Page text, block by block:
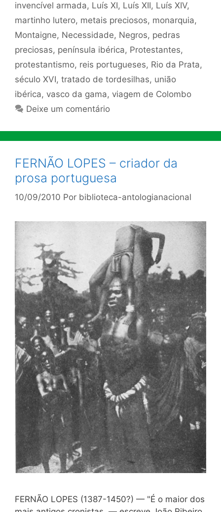
invencível armada, Luís XI, Luís XII, Luís XIV,
martinho lutero, metais preciosos, monarquia,
Montaigne, Necessidade, Negros, pedras
preciosas, península ibérica, Protestantes,
protestantismo, reis portugueses, Rio da Prata,
século XVI, tratado de tordesilhas, união
ibérica, vasco da gama, viagem de Colombo
Deixe um comentário
FERNÃO LOPES – criador da
prosa portuguesa
10/09/2010 Por biblioteca-antologianacional
FERNÃO LOPES (1387-1450?) — "É o maior dos